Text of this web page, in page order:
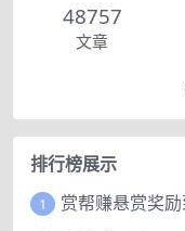
48757
文章
排行榜展示
1